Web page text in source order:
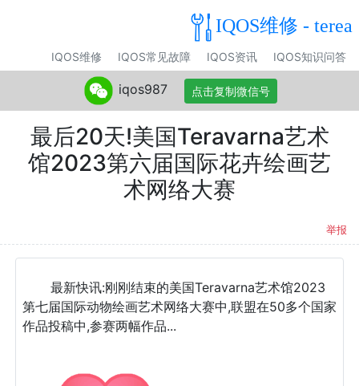
IQOS维修 - terea
IQOS维修 IQOS常见故障 IQOS资讯 IQOS知识问答
最后20天!美国Teravarna艺术
馆2023第六届国际花卉绘画艺
术网络大赛
举报
最新快讯:刚刚结束的美国Teravarna艺术馆2023
第七届国际动物绘画艺术网络大赛中,联盟在50多个国家
作品投稿中,参赛两幅作品...
iqos987 点击复制微信号